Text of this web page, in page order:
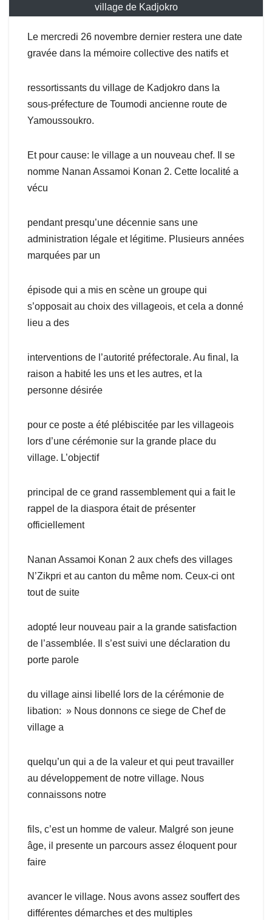
village de Kadjokro
Le mercredi 26 novembre dernier restera une date
gravée dans la mémoire collective des natifs et
ressortissants du village de Kadjokro dans la
sous-préfecture de Toumodi ancienne route de
Yamoussoukro.
Et pour cause: le village a un nouveau chef. Il se
nomme Nanan Assamoi Konan 2. Cette localité a
vécu
pendant presqu’une décennie sans une
administration légale et légitime. Plusieurs années
marquées par un
épisode qui a mis en scène un groupe qui
s’opposait au choix des villageois, et cela a donné
lieu a des
interventions de l’autorité préfectorale. Au final, la
raison a habité les uns et les autres, et la
personne désirée
pour ce poste a été plébiscitée par les villageois
lors d’une cérémonie sur la grande place du
village. L’objectif
principal de ce grand rassemblement qui a fait le
rappel de la diaspora était de présenter
officiellement
Nanan Assamoi Konan 2 aux chefs des villages
N’Zikpri et au canton du même nom. Ceux-ci ont
tout de suite
adopté leur nouveau pair a la grande satisfaction
de l’assemblée. Il s’est suivi une déclaration du
porte parole
du village ainsi libellé lors de la cérémonie de
libation: » Nous donnons ce siege de Chef de
village a
quelqu’un qui a de la valeur et qui peut travailler
au développement de notre village. Nous
connaissons notre
fils, c’est un homme de valeur. Malgré son jeune
âge, il presente un parcours assez éloquent pour
faire
avancer le village. Nous avons assez souffert des
différentes démarches et des multiples